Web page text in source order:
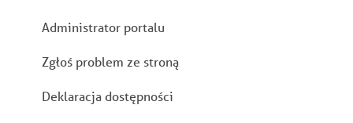
Stopka
Administrator portalu
Zgłoś problem ze stroną
Deklaracja dostępności